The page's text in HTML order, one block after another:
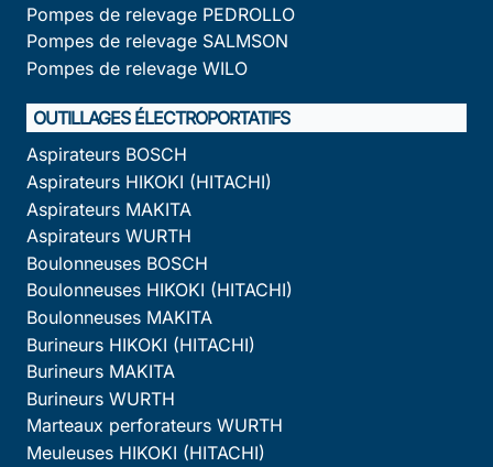
Pompes de relevage PEDROLLO
Pompes de relevage SALMSON
Pompes de relevage WILO
OUTILLAGES ÉLECTROPORTATIFS
Aspirateurs BOSCH
Aspirateurs HIKOKI (HITACHI)
Aspirateurs MAKITA
Aspirateurs WURTH
Boulonneuses BOSCH
Boulonneuses HIKOKI (HITACHI)
Boulonneuses MAKITA
Burineurs HIKOKI (HITACHI)
Burineurs MAKITA
Burineurs WURTH
Marteaux perforateurs WURTH
Meuleuses HIKOKI (HITACHI)